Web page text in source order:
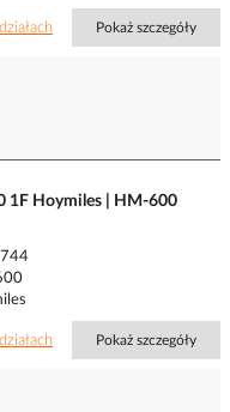
Pokaż szczegóły
1F Hoymiles | HM-600
Pokaż szczegóły